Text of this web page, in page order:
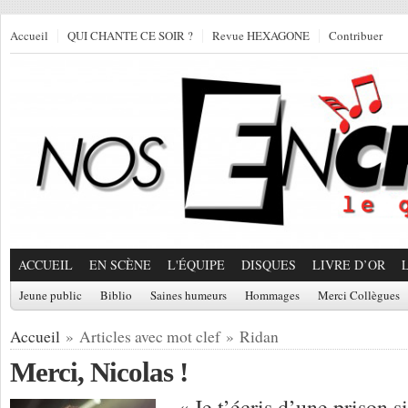
Accueil QUI CHANTE CE SOIR ? Revue HEXAGONE Contribuer
ACCUEIL EN SCÈNE L'ÉQUIPE DISQUES LIVRE D’OR
Jeune public Biblio Saines humeurs Hommages Merci Collègues
Accueil » Articles avec mot clef » Ridan
Merci, Nicolas !